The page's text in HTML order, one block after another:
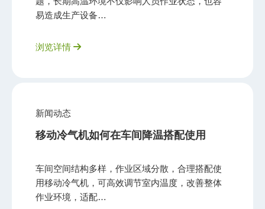
易造成生产设备…
浏览详情
新闻动态
移动冷气机如何在车间降温搭配使用
车间空间结构多样，作业区域分散，合理搭配使
用移动冷气机，可高效调节室内温度，改善整体
作业环境，适配…